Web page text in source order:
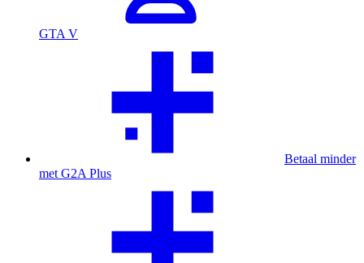
GTA V
Betaal minder
met G2A Plus